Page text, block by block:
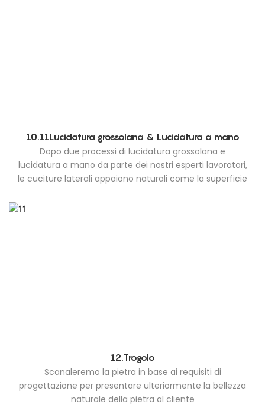
10.11Lucidatura grossolana & Lucidatura a mano
Dopo due processi di lucidatura grossolana e
lucidatura a mano da parte dei nostri esperti lavoratori,
le cuciture laterali appaiono naturali come la superficie
12.Trogolo
Scanaleremo la pietra in base ai requisiti di
progettazione per presentare ulteriormente la bellezza
naturale della pietra al cliente